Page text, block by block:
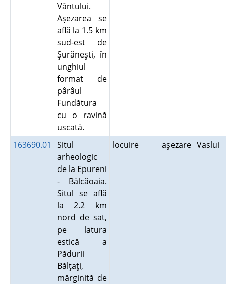
Vântului.
Aşezarea se
află la 1.5 km
sud-est de
Şurăneşti, în
unghiul
format de
pârâul
Fundătura
cu o ravină
uscată.
163690.01
Situl
arheologic
de la Epureni
- Bălcăoaia.
Situl se află
la 2.2 km
nord de sat,
pe latura
estică a
Pădurii
Bălţaţi,
mărginită de
locuire aşezare Vaslui